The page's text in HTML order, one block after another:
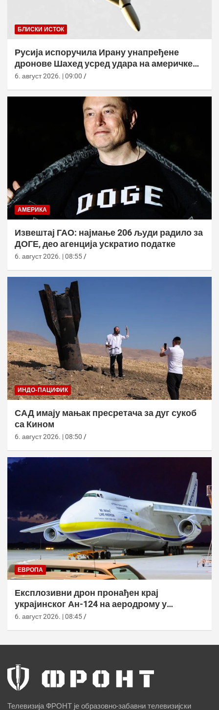
БЛИСКИ ИСТОК
Русија испоручила Ирану унапређене
дронове Шахед усред удара на америчке
базе
6. август 2026. | 09:00
АМЕРИКА
Извештај ГАО: најмање 206 људи радило за
ДОГЕ, део агенција ускратио податке
6. август 2026. | 08:55
ИНДО-ПАЦИФИК
САД имају мањак пресретача за дуг сукоб
са Кином
6. август 2026. | 08:50
ЕВРОПА
Експлозивни дрон пронађен крај
украјинског Ан-124 на аеродрому у
Лајпцигу
6. август 2026. | 08:45
Телевизија ФРОНТ је образовно-забавни телевизијски